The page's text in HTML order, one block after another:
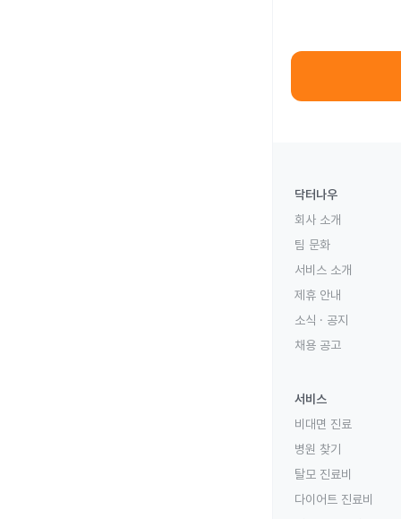
닥터나우
회사 소개
팀 문화
서비스 소개
제휴 안내
소식 · 공지
채용 공고
서비스
비대면 진료
병원 찾기
탈모 진료비
다이어트 진료비